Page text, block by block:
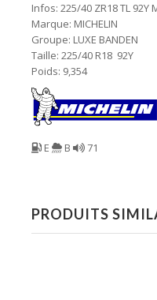
Infos: 225/40 ZR18 TL 92Y
Marque: MICHELIN
Groupe: LUXE BANDEN
Taille: 225/40 R18 92Y
Poids: 9,354
E B 71
PRODUITS